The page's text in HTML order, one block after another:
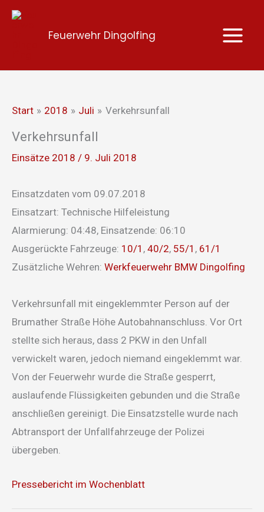
Zum
Feuerwehr Dingolfing
Start 2018 Juli Verkehrsunfall
Verkehrsunfall
Einsätze 2018 / 9. Juli 2018
Einsatzdaten vom 09.07.2018
Einsatzart: Technische Hilfeleistung
Alarmierung: 04:48, Einsatzende: 06:10
Ausgerückte Fahrzeuge: 10/1 , 40/2, 55/1 , 61/1
Zusätzliche Wehren: Werkfeuerwehr BMW Dingolfing
Verkehrsunfall mit eingeklemmter Person auf der
Brumather Straße Höhe Autobahnanschluss. Vor Ort
stellte sich heraus, dass 2 PKW in den Unfall
verwickelt waren, jedoch niemand eingeklemmt war.
Von der Feuerwehr wurde die Straße gesperrt,
auslaufende Flüssigkeiten gebunden und die Straße
anschließen gereinigt. Die Einsatzstelle wurde nach
Abtransport der Unfallfahrzeuge der Polizei
übergeben.
Pressebericht im Wochenblatt